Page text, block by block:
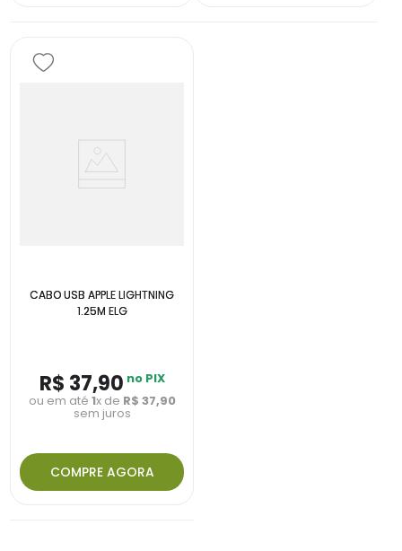
CABO USB APPLE LIGHTNING
1.25M ELG
R$ 37,90 no PIX
ou em até 1x de R$ 37,90
sem juros
COMPRE AGORA